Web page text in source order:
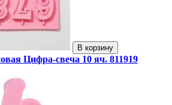
В корзину
Цифра-свеча 10 яч. 811919